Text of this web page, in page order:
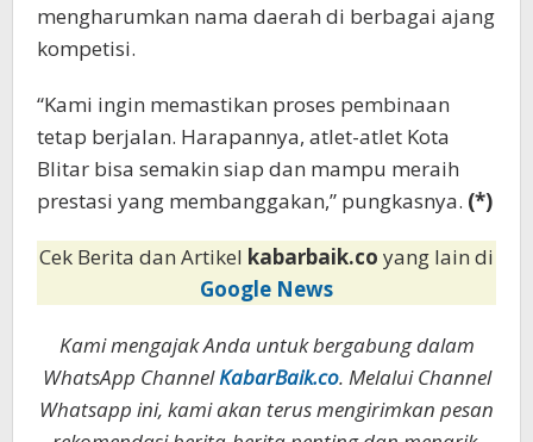
mengharumkan nama daerah di berbagai ajang
kompetisi.
“Kami ingin memastikan proses pembinaan
tetap berjalan. Harapannya, atlet-atlet Kota
Blitar bisa semakin siap dan mampu meraih
prestasi yang membanggakan,” pungkasnya. (*)
Cek Berita dan Artikel kabarbaik.co yang lain di
Google News
Kami mengajak Anda untuk bergabung dalam
WhatsApp ChannelKabarBaik.co. Melalui Channel
Whatsapp ini, kami akan terus mengirimkan pesan